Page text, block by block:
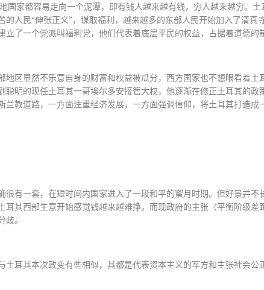
国家都容易走向一个泥潭，即有钱人越来越有钱，穷人越来越穷。
的人民“伸张正义”，谋取福利，越来越多的东部人民开始加入了清
立了一个党派叫福利党，他们代表着底层平民的权益，占据着道德
地区显然不乐意自身的财富和权益被瓜分，西方国家也不想眼看着
聪明的现任土耳其一哥埃尔多安接管大权，他逐渐在修正土耳其的
教道路，一方面注重经济发展，一方面强调信仰，将土耳其打造成
很有一套，在短时间内国家进入了一段和平的蜜月时期。但好景并不
耳其西部生意开始感觉钱越来越难挣，而现政府的主张（平衡阶级
。
土耳其本次政变有些相似，其都是代表资本主义的军方和主张社会公